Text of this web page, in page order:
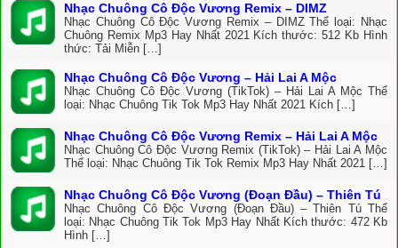
Nhạc Chuông Cô Độc Vương Remix – DIMZ
Nhạc Chuông Cô Độc Vương Remix – DIMZ Thể loại: Nhạc
Chuông Remix Mp3 Hay Nhất 2021 Kích thước: 512 Kb Hình
thức: Tải Miễn […]
Nhạc Chuông Cô Độc Vương – Hải Lai A Mộc
Nhạc Chuông Cô Độc Vương (TikTok) – Hải Lai A Mộc Thể
loại: Nhạc Chuông Tik Tok Mp3 Hay Nhất 2021 Kích […]
Nhạc Chuông Cô Độc Vương Remix – Hải Lai A Mộc
Nhạc Chuông Cô Độc Vương Remix (TikTok) – Hải Lai A Mộc
Thể loại: Nhạc Chuông Tik Tok Remix Mp3 Hay Nhất 2021 […]
Nhạc Chuông Cô Độc Vương (Đoạn Đầu) – Thiên Tú
Nhạc Chuông Cô Độc Vương (Đoạn Đầu) – Thiên Tú Thể
loại: Nhạc Chuông Tik Tok Mp3 Hay Nhất Kích thước: 472 Kb
Hình […]